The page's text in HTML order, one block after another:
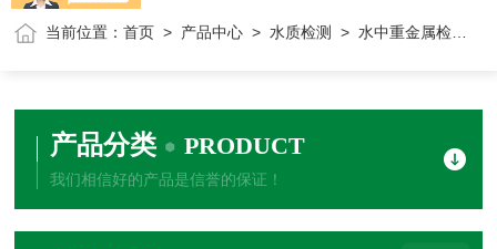
当前位置：首页 > 产品中心 >水质检测 > 水中重金属检测仪
产品分类 PRODUCT
我们相信好的产品是信誉的保证！